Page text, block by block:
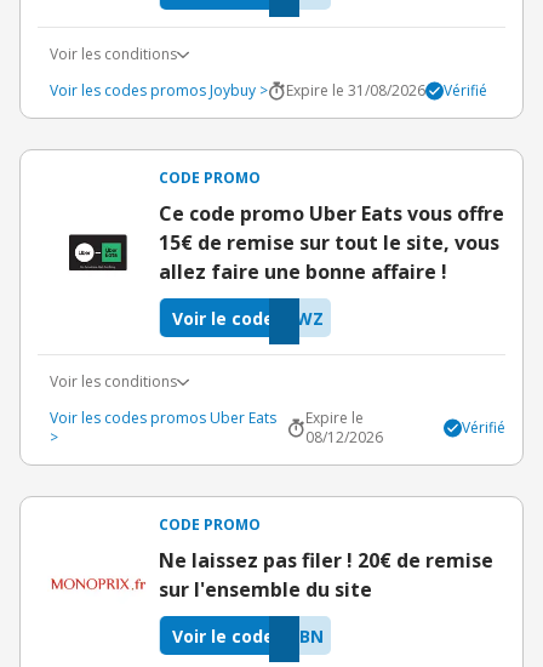
Voir les conditions
Voir les codes promos Joybuy >
Expire le 31/08/2026 Vérifié
CODE PROMO
Ce code promo Uber Eats vous offre
15€ de remise sur tout le site, vous
allez faire une bonne affaire !
HWZ
Voir le code
Voir les conditions
Voir les codes promos Uber Eats
>
Expire le
08/12/2026
Vérifié
CODE PROMO
Ne laissez pas filer ! 20€ de remise
sur l'ensemble du site
HBN
Voir le code